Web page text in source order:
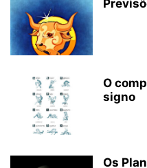
O
signo
Os